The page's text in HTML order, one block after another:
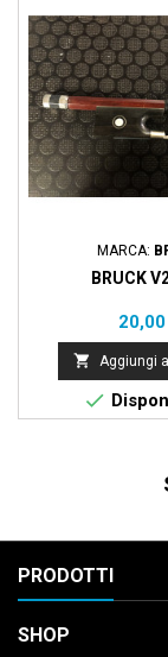
MARCA:
BRUCK
 Aggiungi

PRODOTTI
SHOP